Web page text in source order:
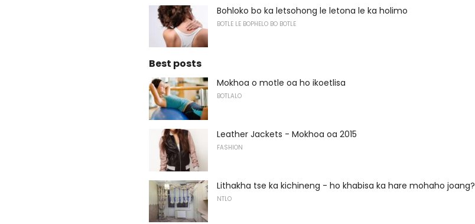
Bohloko bo ka letsohong le letona le ka holimo
BOTLE LE BOPHELO BO BOTLE
Best posts
Mokhoa o motle oa ho ikoetlisa
BOTLALO
Leather Jackets - Mokhoa oa 2015
FASHION
Lithakha tse ka kichineng - ho khabisa ka hare mohaho joang?
NTLO